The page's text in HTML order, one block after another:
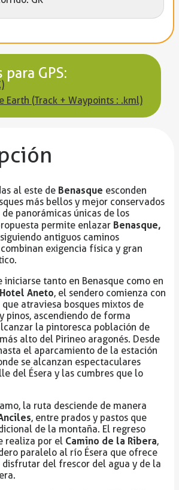
para GPS:
Earth (Track + Waypoints : .kml)
al este de Benasque esconden
más bellos y mejor conservados
panorámicas únicas de los
permite enlazar Benasque,
antiguos caminos
exigencia física y gran
iniciarse tanto en Benasque como en
Hotel Aneto, el sendero comienza con
atraviesa bosques mixtos de
pinos, ascendiendo de forma
la pintoresca población de
alto del Pirineo aragonés. Desde
el aparcamiento de la estación
se alcanzan espectaculares
del Ésera y las cumbres que lo
la ruta desciende de manera
, entre prados y pastos que
de la montaña. El regreso
realiza por el Camino de la Ribera,
paralelo al río Ésera que ofrece
del frescor del agua y de la